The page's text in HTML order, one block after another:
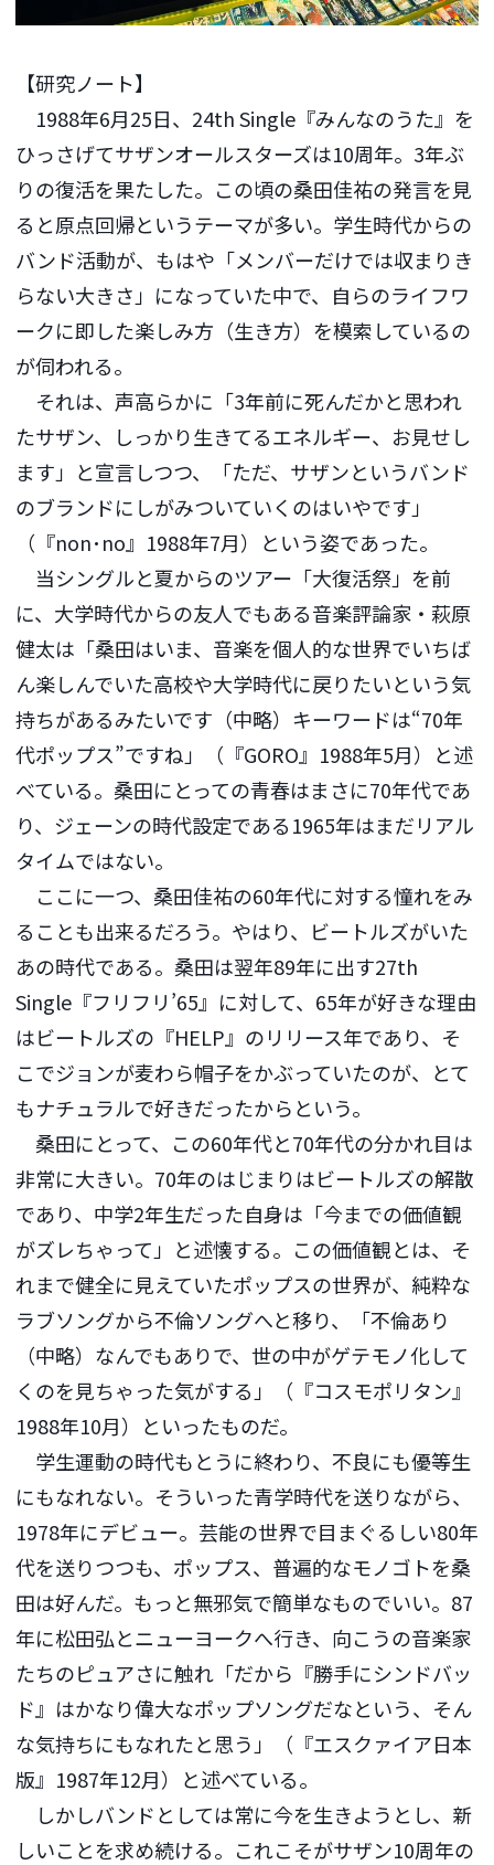
【研究ノート】
1988年6月25日、24th Single『みんなのうた』を
ひっさげてサザンオールスターズは10周年。3年ぶ
りの復活を果たした。この頃の桑田佳祐の発言を見
ると原点回帰というテーマが多い。学生時代からの
バンド活動が、もはや「メンバーだけでは収まりき
らない大きさ」になっていた中で、自らのライフワ
ークに即した楽しみ方（生き方）を模索しているの
が伺われる。
それは、声高らかに「3年前に死んだかと思われ
たサザン、しっかり生きてるエネルギー、お見せし
ます」と宣言しつつ、「ただ、サザンというバンド
のブランドにしがみついていくのはいやです」
（『non･no』1988年7月）という姿であった。
当シングルと夏からのツアー「大復活祭」を前
に、大学時代からの友人でもある音楽評論家・萩原
健太は「桑田はいま、音楽を個人的な世界でいちば
ん楽しんでいた高校や大学時代に戻りたいという気
持ちがあるみたいです（中略）キーワードは“70年
代ポップス”ですね」（『GORO』1988年5月）と述
べている。桑田にとっての青春はまさに70年代であ
り、ジェーンの時代設定である1965年はまだリアル
タイムではない。
ここに一つ、桑田佳祐の60年代に対する憧れをみ
ることも出来るだろう。やはり、ビートルズがいた
あの時代である。桑田は翌年89年に出す27th
Single『フリフリ’65』に対して、65年が好きな理由
はビートルズの『HELP』のリリース年であり、そ
こでジョンが麦わら帽子をかぶっていたのが、とて
もナチュラルで好きだったからという。
桑田にとって、この60年代と70年代の分かれ目は
非常に大きい。70年のはじまりはビートルズの解散
であり、中学2年生だった自身は「今までの価値観
がズレちゃって」と述懐する。この価値観とは、そ
れまで健全に見えていたポップスの世界が、純粋な
ラブソングから不倫ソングへと移り、「不倫あり
（中略）なんでもありで、世の中がゲテモノ化して
くのを見ちゃった気がする」（『コスモポリタン』
1988年10月）といったものだ。
学生運動の時代もとうに終わり、不良にも優等生
にもなれない。そういった青学時代を送りながら、
1978年にデビュー。芸能の世界で目まぐるしい80年
代を送りつつも、ポップス、普遍的なモノゴトを桑
田は好んだ。もっと無邪気で簡単なものでいい。87
年に松田弘とニューヨークへ行き、向こうの音楽家
たちのピュアさに触れ「だから『勝手にシンドバッ
ド』はかなり偉大なポップソングだなという、そん
な気持ちにもなれたと思う」（『エスクァイア日本
版』1987年12月）と述べている。
しかしバンドとしては常に今を生きようとし、新
しいことを求め続ける。これこそがサザン10周年の